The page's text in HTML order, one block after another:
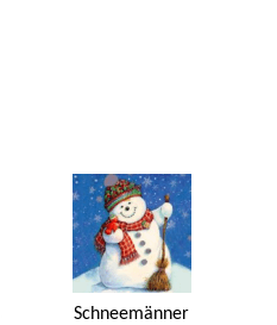
Schneemänner